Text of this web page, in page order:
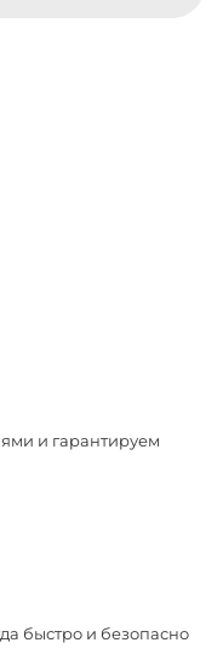
и гарантируем
быстро и безопасно